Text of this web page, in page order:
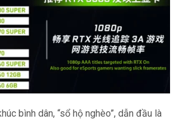
bình dân, “sổ hộ nghèo”, dẫn đầu là